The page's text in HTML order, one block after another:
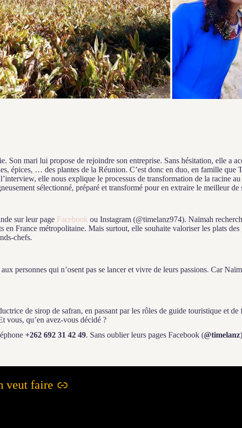
mari lui propose de rejoindre son entreprise. Sans hésitation, elle a
épices, … des plantes de la Réunion. C’est donc en duo, en famille que
elle nous explique le processus de transformation de la racine
sélectionné, préparé et transformé pour en extraire le meilleur de
sur leur page Facebook ou Instagram (@timelanz974). Naïmah
France métropolitaine. Mais surtout, elle souhaite valoriser les plats
chefs.
personnes qui n’osent pas se lancer et vivre de leurs passions. Car
de sirop de safran, en passant par les rôles de guide touristique et
vous, qu’en avez-vous décidé ?
+262 692 31 42 49. Sans oublier leurs pages Facebook (@timelanz
veut faire